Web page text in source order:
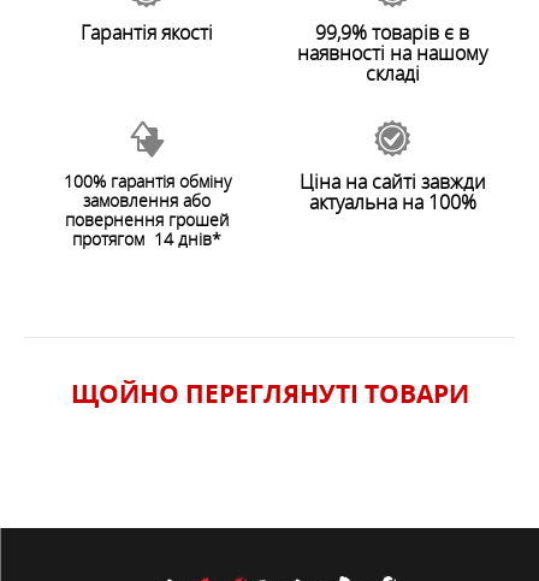
ЗАЛИШИТИ ВІДГУК
Гарантія якості 99,9% товарів є в
наявності на нашому
складі
100% гарантія обміну
замовлення або
повернення грошей
протягом 14 днів*
Ціна на сайті завжди
актуальна на 100%
ЩОЙНО ПЕРЕГЛЯНУТI ТОВАРИ